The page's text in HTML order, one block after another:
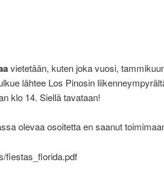
vietetään, kuten joka vuosi,
lähtee Los Pinosin
klo 14. Siellä tavataan!
olevaa osoitetta en saanut
fiestas_florida.pdf